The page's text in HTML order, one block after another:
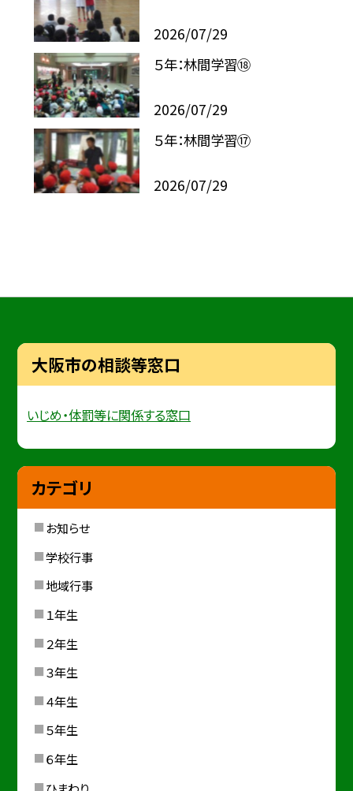
2026/07/29
５年：林間学習⑱
2026/07/29
５年：林間学習⑰
2026/07/29
大阪市の相談等窓口
いじめ・体罰等に関係する窓口
カテゴリ
お知らせ
学校行事
地域行事
１年生
２年生
３年生
４年生
５年生
６年生